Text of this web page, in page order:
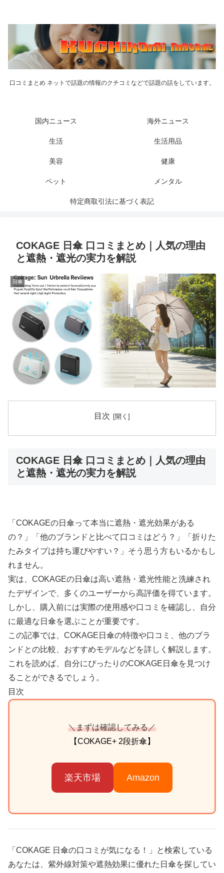
口コミまとめ ネットで話題の情報のクチコミなどで話題の話をしています。
国内ニュース 海外ニュース
生活 生活用品
美容 健康
ペット メンタル
特定商取引法に基づく表記
COKAGE 日傘 口コミまとめ｜人気の理由
と遮熱・遮光の実力を解説
日傘
目次
COKAGE 日傘 口コミまとめ｜人気の理由
と遮熱・遮光の実力を解説
「COKAGEの日傘って本当に遮熱・遮光効果がある
の？」「他のブランドと比べて口コミはどう？」「折りた
たみタイプは持ち運びやすい？」そう思う方もいるかもし
れません。
実は、COKAGEの日傘は高い遮熱・遮光性能と洗練され
たデザインで、多くのユーザーから高評価を得ています。
しかし、購入前には実際の使用感や口コミを確認し、自分
に最適な日傘を選ぶことが重要です。
この記事では、COKAGE日傘の特徴や口コミ、他のブラ
ンドとの比較、おすすめモデルなどを詳しく解説します。
これを読めば、自分にぴったりのCOKAGE日傘を見つけ
ることができるでしょう。
目次
＼まずは確認してみる／
【COKAGE+ 2段折傘】
楽天市場 Amazon
「COKAGE 日傘の口コミが気になる！」と検索している
あなたは、紫外線対策や遮熱効果に優れた日傘を探してい